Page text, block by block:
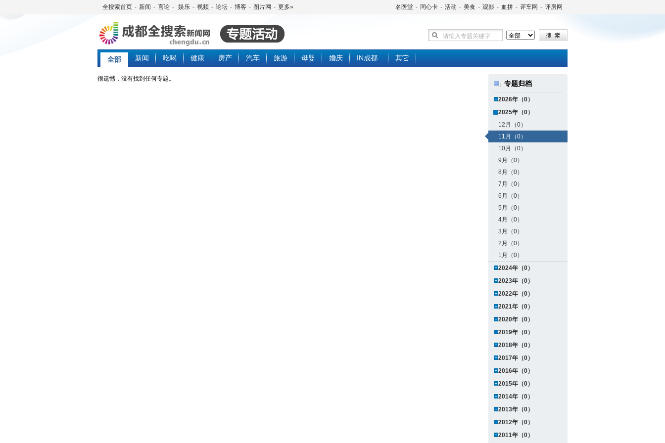
全搜索首页 - 新闻 - 言论 - 娱乐 - 视频 - 论坛 - 博客 - 图片网 - 更多» 名医堂 - 同心卡 - 活动 - 美食 - 观影 - 血拼 - 评车网 - 评房网
全部 新闻 吃喝 健康 房产 汽车 旅游 母婴 婚庆 IN成都 其它
很遗憾，没有找到任何专题。
专题归档
2026年（0）
2025年（0）
12月（0）
11月（0）
10月（0）
9月（0）
8月（0）
7月（0）
6月（0）
5月（0）
4月（0）
3月（0）
2月（0）
1月（0）
2024年（0）
2023年（0）
2022年（0）
2021年（0）
2020年（0）
2019年（0）
2018年（0）
2017年（0）
2016年（0）
2015年（0）
2014年（0）
2013年（0）
2012年（0）
2011年（0）